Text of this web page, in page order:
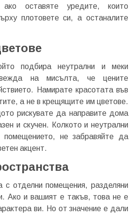
ако оставяте уредите, които
плотовете си, а останалите
подбира неутрални и меки
на мисълта, че цените
Намирате красотата във
а не в крещящите им цветове.
рискувате да направите дома
и скучен. Колкото и неутрални
не забравяйте да
акцент.
с отделни помещения, разделяни
Ако и вашият е такъв, това не е
ви. Но от значение е дали